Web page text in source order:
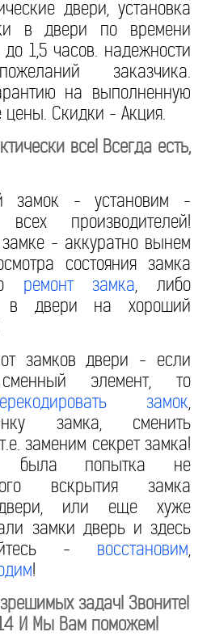
двери, установка
в двери по времени
1,5 часов. надежности
заказчика.
на выполненную
цены. Скидки - Акция.
все! Всегда есть,
замок - установим -
производителей!
- аккуратно вынем
состояния замка
ремонт замка, либо
двери на хороший
замков двери - если
элемент, то
замок,
замка, сменить
заменим секрет замка!
попытка не
вскрытия замка
двери, или еще хуже
замки дверь и здесь
- восстановим,
!
задач! Звоните!
И Мы Вам поможем!